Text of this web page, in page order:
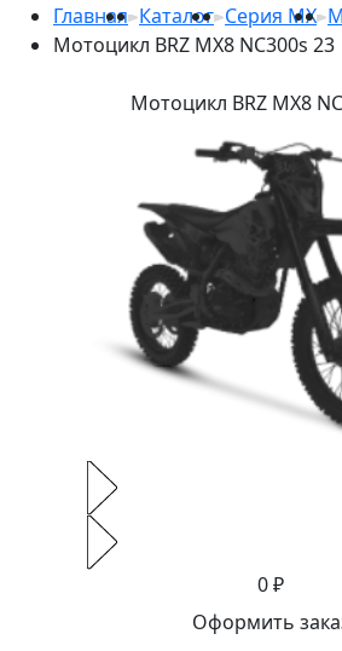
Главная Каталог Серия MX
Мотоцикл BRZ MX8 NC300s 23
Мотоцикл BRZ MX8
0 ₽
Оформить